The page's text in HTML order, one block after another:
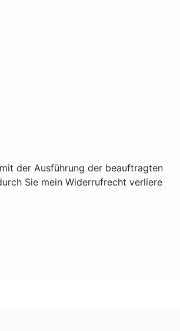
der Ausführung der beauftragten
Sie mein Widerrufrecht verliere